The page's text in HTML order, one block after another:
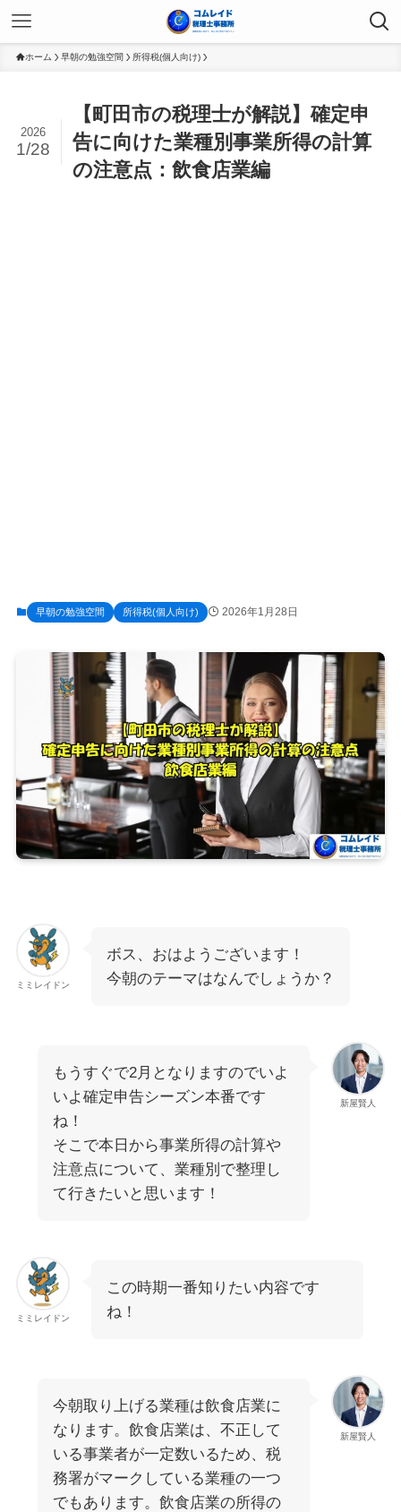
ホーム 早朝の勉強空間 所得税(個人向け)
【町田市の税理士が解説】確定申
告に向けた業種別事業所得の計算
の注意点：飲食店業編
2026
1/28
早朝の勉強空間 所得税(個人向け) 2026年1月28日
ミミレイドン
ボス、おはようございます！
今朝のテーマはなんでしょうか？
新屋賢人
もうすぐで2月となりますのでいよ
いよ確定申告シーズン本番です
ね！
そこで本日から事業所得の計算や
注意点について、業種別で整理し
て行きたいと思います！
ミミレイドン
この時期一番知りたい内容です
ね！
新屋賢人
今朝取り上げる業種は飲食店業に
なります。飲食店業は、不正して
いる事業者が一定数いるため、税
務署がマークしている業種の一つ
でもあります。飲食店業の所得の